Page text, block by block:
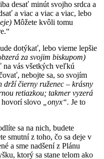
desať minút svojho srdca a
a viac a viac a viac, lebo
Môžete kvôli tomu
dotýkať, lebo vieme lepšie
za svojim biskupom)
vás všetkých veľkú
nebojte sa, so svojím
drží čierny ruženec – krásny
retiazkou; takmer vyzerá
hovorí slovo „onyx“. Je to
sa na nich, budete
smutní z toho, čo sa deje v
a sme nadšení z Plánu
ktorý sa stane telom ako